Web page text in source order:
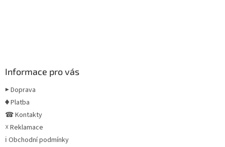
Informace pro vás
▶ Doprava
♦ Platba
☎ Kontakty
☓ Reklamace
ℹ Obchodní podmínky